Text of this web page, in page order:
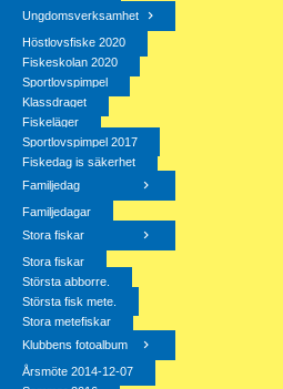
Ungdomsverksamhet
Höstlovsfiske 2020
Fiskeskolan 2020
Sportlovspimpel
Klassdraget
Fiskeläger
Sportlovspimpel 2017
Fiskedag is säkerhet
Familjedag
Familjedagar
Stora fiskar
Stora fiskar
Största abborre.
Största fisk mete.
Stora metefiskar
Klubbens fotoalbum
Årsmöte 2014-12-07